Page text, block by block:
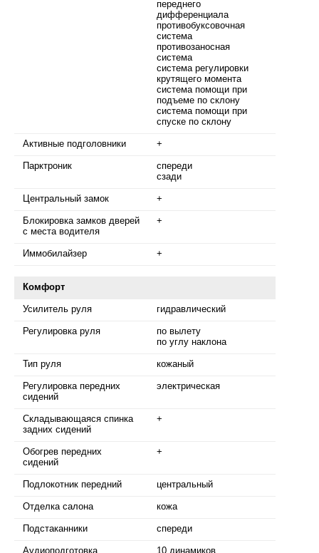
переднего
дифференциала
противобуксовочная
система
противозаносная
система
система регулировки
крутящего момента
система помощи при
подъеме по склону
система помощи при
спуске по склону
Активные подголовники +
Парктроник
спереди
сзади
Центральный замок +
Блокировка замков дверей
с места водителя
+
Иммобилайзер +
Комфорт
Усилитель руля гидравлический
Регулировка руля
по вылету
по углу наклона
Тип руля кожаный
Регулировка передних
сидений
электрическая
Складывающаяся спинка
задних сидений
+
Обогрев передних
сидений
+
Подлокотник передний центральный
Отделка салона кожа
Подстаканники спереди
Аудиоподготовка 10 динамиков